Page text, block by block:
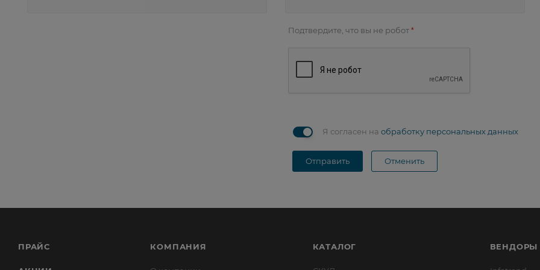
Подтвердите, что вы не робот *
Я согласен на обработку персональных данных
Отправить Отменить
ПРАЙС КОМПАНИЯ КАТАЛОГ ВЕНДОРЫ